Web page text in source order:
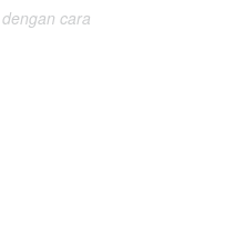
cara